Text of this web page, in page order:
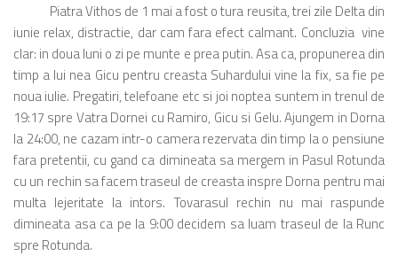
Piatra Vithos de 1 mai a fost o tura reusita, trei zile Delta din
iunie relax, distractie, dar cam fara efect calmant. Concluzia vine
clar: in doua luni o zi pe munte e prea putin. Asa ca, propunerea din
timp a lui nea Gicu pentru creasta Suhardului vine la fix, sa fie pe
noua iulie. Pregatiri, telefoane etc si joi noptea suntem in trenul de
19:17 spre Vatra Dornei cu Ramiro, Gicu si Gelu. Ajungem in Dorna
la 24:00, ne cazam intr-o camera rezervata din timp la o pensiune
fara pretentii, cu gand ca dimineata sa mergem in Pasul Rotunda
cu un rechin sa facem traseul de creasta inspre Dorna pentru mai
multa lejeritate la intors. Tovarasul rechin nu mai raspunde
dimineata asa ca pe la 9:00 decidem sa luam traseul de la Runc
spre Rotunda.